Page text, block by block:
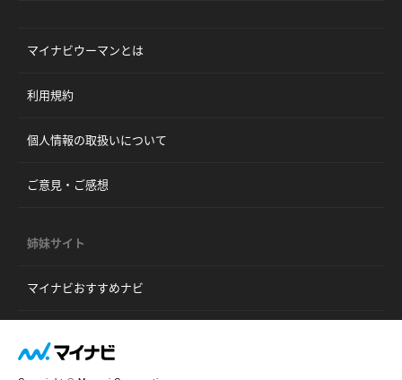
マイナビウーマンとは
利用規約
個人情報の取扱いについて
ご意見・ご感想
姉妹サイト
マイナビおすすめナビ